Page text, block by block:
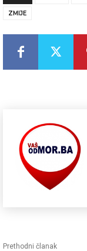
ZMIJE
Prethodni članak